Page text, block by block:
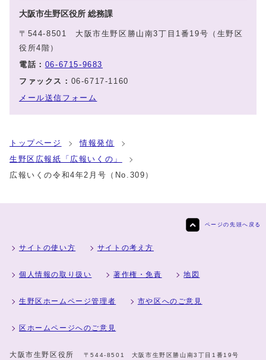
大阪市生野区役所 総務課
〒544-8501 大阪市生野区勝山南3丁目1番19号（生野区
役所4階）
電話： 06-6715-9683
ファックス： 06-6717-1160
メール送信フォーム
トップページ
情報発信
生野区広報紙「広報いくの」
広報いくの令和4年2月号（No.309）
ページの先頭へ戻る
サイトの使い方 サイトの考え方
個人情報の取り扱い 著作権・免責 地図
生野区ホームページ管理者 市や区へのご意見
区ホームページへのご意見
大阪市生野区役所 〒544-8501 大阪市生野区勝山南3丁目1番19号